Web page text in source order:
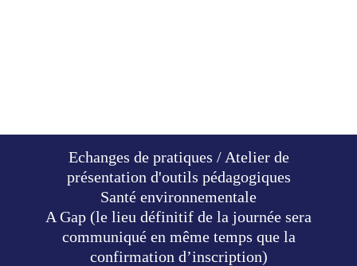
Echanges de pratiques / Atelier de
présentation d'outils pédagogiques
Santé environnementale
A Gap (le lieu définitif de la journée sera
communiqué en même temps que la
confirmation d’inscription)